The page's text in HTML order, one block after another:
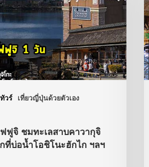
ทัวร์ เที่ยวญี่ปุ่นด้วยตัวเอง
ฟูจิ ชมทะเลสาบคาวากุจิ
ที่บ่อน้ำโอชิโนะฮักไก ฯลฯ